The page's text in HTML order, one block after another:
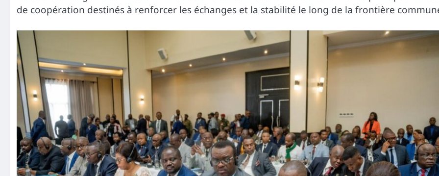
de coopération destinés à renforcer les échanges et la stabilité le long de la frontière